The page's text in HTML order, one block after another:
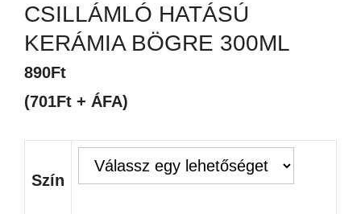
CSILLÁMLÓ HATÁSÚ
KERÁMIA BÖGRE 300ML
890Ft
(701Ft + ÁFA)
Szín